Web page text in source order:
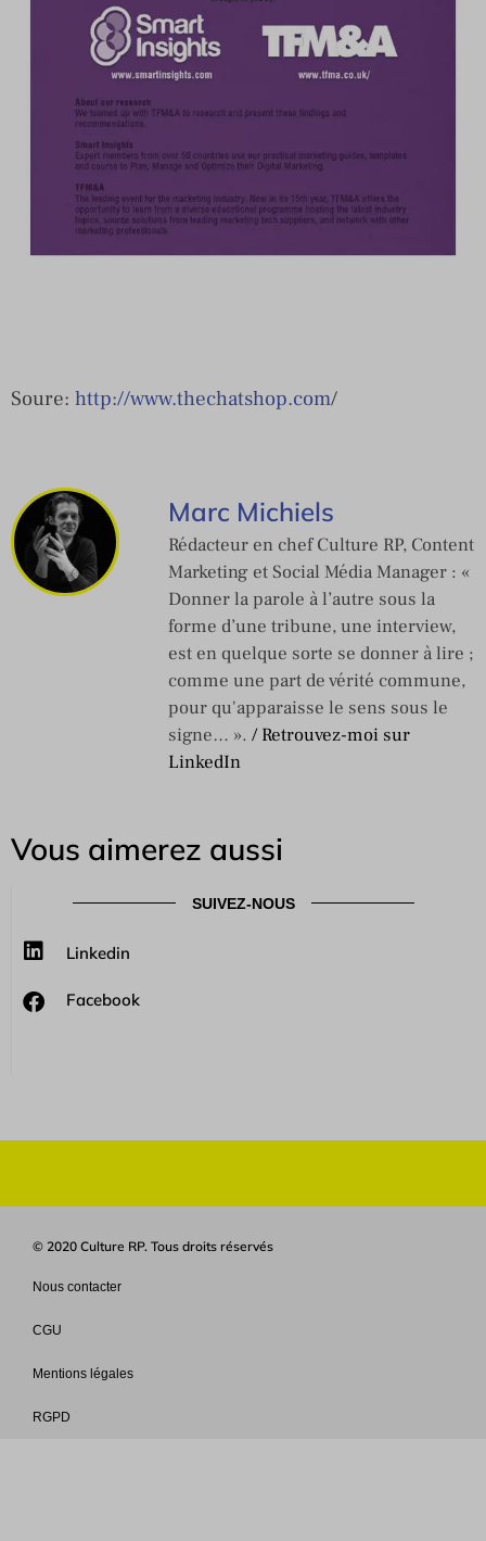
Soure: http://www.thechatshop.com/
Marc Michiels
Rédacteur en chef Culture RP, Content
Marketing et Social Média Manager : «
Donner la parole à l’autre sous la
forme d’une tribune, une interview,
est en quelque sorte se donner à lire ;
comme une part de vérité commune,
pour qu'apparaisse le sens sous le
signe… ». / Retrouvez-moi sur
LinkedIn
Vous aimerez aussi
SUIVEZ-NOUS
Linkedin
Facebook
© 2020 Culture RP. Tous droits réservés
Nous contacter
CGU
Mentions légales
RGPD